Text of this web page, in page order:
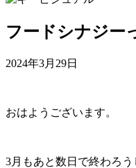
フードシナジー
2024年3月29日
おはようございます。
3月もあと数日で終わろ